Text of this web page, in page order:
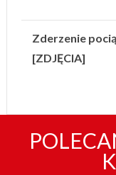
Zderzenie
[ZDJĘCIA]